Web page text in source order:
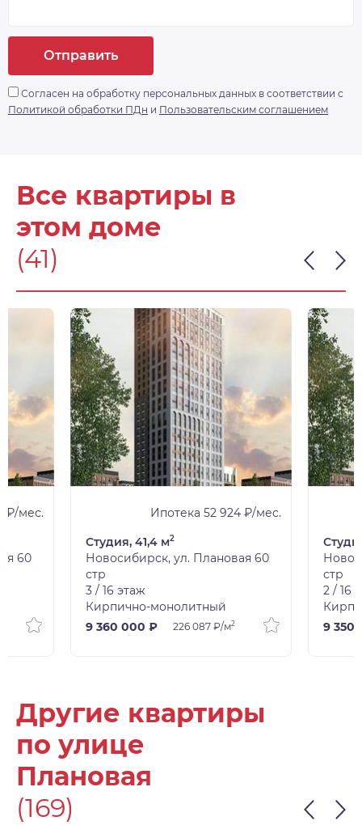
Отправить
Согласен на обработку персональных данных в соответствии с
Политикой обработки ПДн и Пользовательским соглашением
Все квартиры в
этом доме
(41)
₽/мес.
60
Ипотека 52 924 ₽/мес.
Студия, 41,4 м2
Новосибирск, ул. Плановая 60
стр
3 / 16 этаж
Кирпично-монолитный
9 360 000 ₽
226 087 ₽/м2
стр
2 / 16
9 350
Другие квартиры
по улице
Плановая
(169)